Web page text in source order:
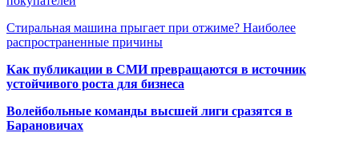
Стиральная машина прыгает при отжиме? Наиболее
распространенные причины
Как публикации в СМИ превращаются в источник
устойчивого роста для бизнеса
Волейбольные команды высшей лиги сразятся в
Барановичах